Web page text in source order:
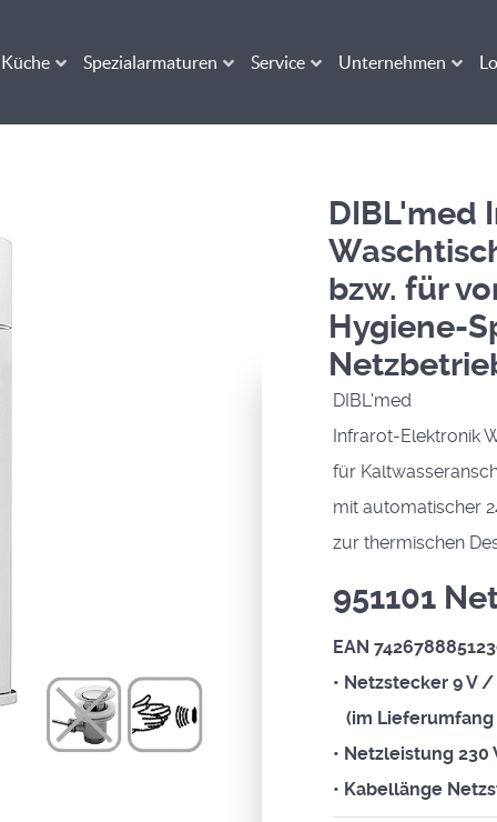
Küche Spezialarmaturen Service Unternehmen
DIBL'med
bzw. für
Hygiene-
DIBL'med
Infrarot-Elektronik
für
mit automatischer
zur thermischen
951101
EAN
• Netzstecker 9 V
(im
• Netzleistung 230
• Kabellänge